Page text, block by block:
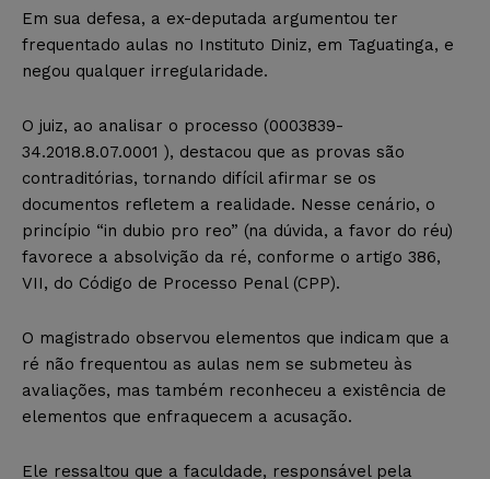
Em sua defesa, a ex-deputada argumentou ter
frequentado aulas no Instituto Diniz, em Taguatinga, e
negou qualquer irregularidade.
O juiz, ao analisar o processo (0003839-
34.2018.8.07.0001 ), destacou que as provas são
contraditórias, tornando difícil afirmar se os
documentos refletem a realidade. Nesse cenário, o
princípio “in dubio pro reo” (na dúvida, a favor do réu)
favorece a absolvição da ré, conforme o artigo 386,
VII, do Código de Processo Penal (CPP).
O magistrado observou elementos que indicam que a
ré não frequentou as aulas nem se submeteu às
avaliações, mas também reconheceu a existência de
elementos que enfraquecem a acusação.
Ele ressaltou que a faculdade, responsável pela